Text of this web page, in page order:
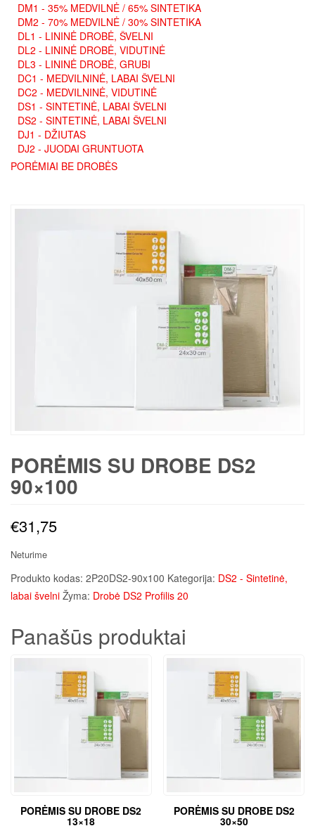
DM1 - 35% MEDVILNĖ / 65% SINTETIKA
DM2 - 70% MEDVILNĖ / 30% SINTETIKA
DL1 - LININĖ DROBĖ, ŠVELNI
DL2 - LININĖ DROBĖ, VIDUTINĖ
DL3 - LININĖ DROBĖ, GRUBI
DC1 - MEDVILNINĖ, LABAI ŠVELNI
DC2 - MEDVILNINĖ, VIDUTINĖ
DS1 - SINTETINĖ, LABAI ŠVELNI
DS2 - SINTETINĖ, LABAI ŠVELNI
DJ1 - DŽIUTAS
DJ2 - JUODAI GRUNTUOTA
PORĖMIAI BE DROBĖS
PORĖMIS SU DROBE DS2
90×100
€31,75
Neturime
Produkto kodas: 2P20DS2-90x100 Kategorija: DS2 - Sintetinė,
labai švelni Žyma: Drobė DS2 Profilis 20
Panašūs produktai
PORĖMIS SU DROBE DS2
13×18
PORĖMIS SU DROBE DS2
30×50